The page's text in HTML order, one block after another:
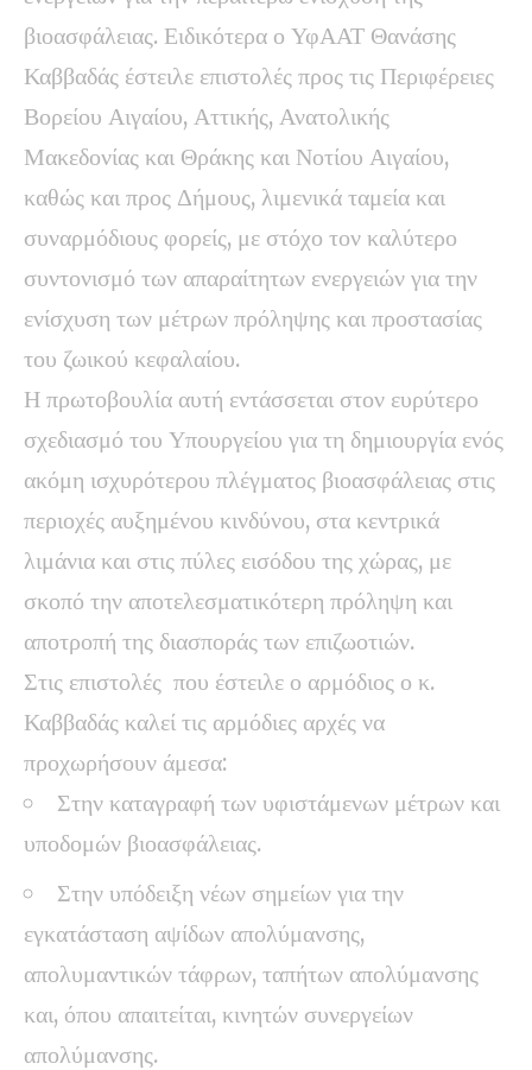
βιοασφάλειας. Ειδικότερα ο ΥφΑΑΤ Θανάσης
Καββαδάς έστειλε επιστολές προς τις Περιφέρειες
Βορείου Αιγαίου, Αττικής, Ανατολικής
Μακεδονίας και Θράκης και Νοτίου Αιγαίου,
καθώς και προς Δήμους, λιμενικά ταμεία και
συναρμόδιους φορείς, με στόχο τον καλύτερο
συντονισμό των απαραίτητων ενεργειών για την
ενίσχυση των μέτρων πρόληψης και προστασίας
του ζωικού κεφαλαίου.
Η πρωτοβουλία αυτή εντάσσεται στον ευρύτερο
σχεδιασμό του Υπουργείου για τη δημιουργία ενός
ακόμη ισχυρότερου πλέγματος βιοασφάλειας στις
περιοχές αυξημένου κινδύνου, στα κεντρικά
λιμάνια και στις πύλες εισόδου της χώρας, με
σκοπό την αποτελεσματικότερη πρόληψη και
αποτροπή της διασποράς των επιζωοτιών.
Στις επιστολές που έστειλε ο αρμόδιος ο κ.
Καββαδάς καλεί τις αρμόδιες αρχές να
προχωρήσουν άμεσα:
Στην καταγραφή των υφιστάμενων μέτρων και
υποδομών βιοασφάλειας.
Στην υπόδειξη νέων σημείων για την
εγκατάσταση αψίδων απολύμανσης,
απολυμαντικών τάφρων, ταπήτων απολύμανσης
και, όπου απαιτείται, κινητών συνεργείων
απολύμανσης.